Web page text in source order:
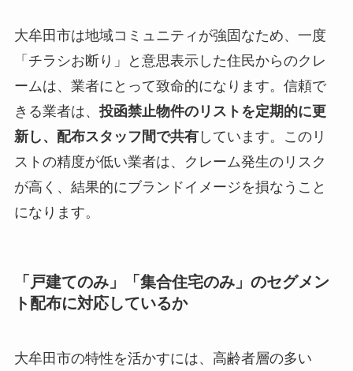
大牟田市は地域コミュニティが強固なため、一度
「チラシお断り」と意思表示した住民からのクレ
ームは、業者にとって致命的になります。信頼で
きる業者は、 投函禁止物件のリストを定期的に更
新し、配布スタッフ間で共有しています。このリ
ストの精度が低い業者は、クレーム発生のリスク
が高く、結果的にブランドイメージを損なうこと
になります。
「戸建てのみ」「集合住宅のみ」のセグメン
ト配布に対応しているか
大牟田市の特性を活かすには、高齢者層の多い